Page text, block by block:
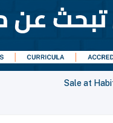
Sale at